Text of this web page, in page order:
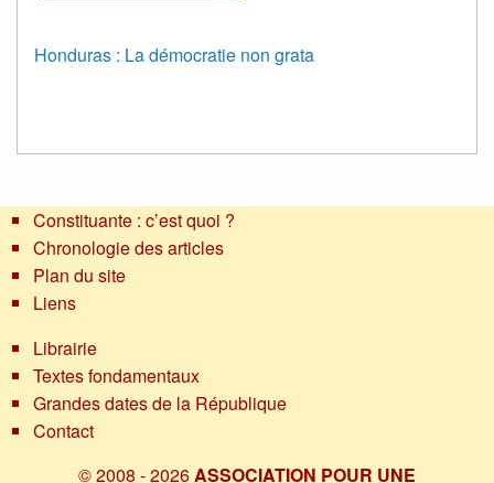
Honduras : La démocratie non grata
Constituante : c’est quoi ?
Chronologie des articles
Plan du site
Liens
Librairie
Textes fondamentaux
Grandes dates de la République
Contact
© 2008 - 2026ASSOCIATION POUR UNE